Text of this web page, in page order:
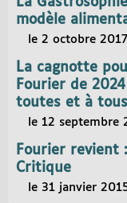
modèle
le 2 octobre 2017
La cagnotte
Fourier de
toutes et à
le 12 septembre
Fourier revient
Critique
le 31 janvier